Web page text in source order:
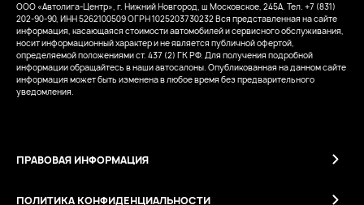
ООО «Автолига-Центр», г. Нижний Новгород, ш Московское, 245А. Тел. +7 (831)
202-90-90, ИНН 5262100509ОГРН 1025203730232Вся представленная на сайте
информация, касающаяся стоимости автомобилей и сервисного обслуживания,
носит информационный характер и не является публичной офертой,
определяемой положениями ст. 437 (2) ГК РФ. Для получения подробной
информации обращайтесь в наши автосалоны. Опубликованная на данном сайте
информация может быть изменена в любое время без предварительного
уведомления.
ПРАВОВАЯ ИНФОРМАЦИЯ
ПОЛИТИКА КОНФИДЕНЦИАЛЬНОСТИ